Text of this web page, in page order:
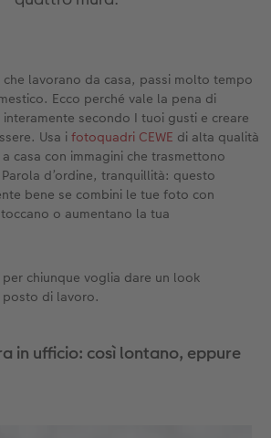
personalizzata
CEWE Kids
in pelle e lino
passi
di clienti
Book «Art Collection»
Prints
di foto
adesivi
istantanee
con mappa
in alluminio
Gallery
occasioni
biglietti
postali
singole con spedizione diretta
domestici
Castell
artistiche
regalo
myPhotos
in silicone
in pelle
in legno
cellulare con tracolla
myPhotos
da parete con design
da parete A4 Panoramico
da parete A3
da tavolo quadrato
il compleanno
d’addio
per Pasqua
gli sposi
fotografici
dei clienti
lavorano da casa, passi molto tempo
Ecco perché vale la pena di
secondo I tuoi gusti e creare
Usa ifotoquadri CEWE di alta qualità
casa con immagini che trasmettono
d’ordine, tranquillità: questo
bene se combini le tue foto con
o aumentano la tua
chiunque voglia dare un look
di lavoro.
in ufficio: così lontano, eppure